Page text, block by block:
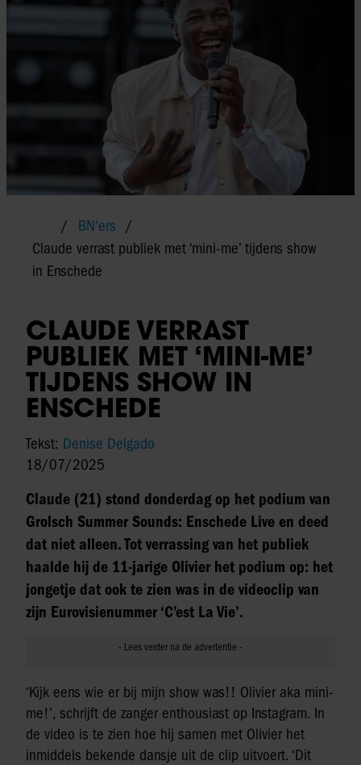
BN'ers
Claude verrast publiek met ‘mini-me’ tijdens show
in Enschede
CLAUDE VERRAST
PUBLIEK MET ‘MINI-ME’
TIJDENS SHOW IN
ENSCHEDE
Tekst: Denise Delgado
18/07/2025
Claude (21) stond donderdag op het podium van
Grolsch Summer Sounds: Enschede Live en deed
dat niet alleen. Tot verrassing van het publiek
haalde hij de 11-jarige Olivier het podium op: het
jongetje dat ook te zien was in de videoclip van
zijn Eurovisienummer ‘C’est La Vie’.
‘Kijk eens wie er bij mijn show was!! Olivier aka mini-
me!’, schrijft de zanger enthousiast op Instagram. In
de video is te zien hoe hij samen met Olivier het
inmiddels bekende dansje uit de clip uitvoert. ‘Dit